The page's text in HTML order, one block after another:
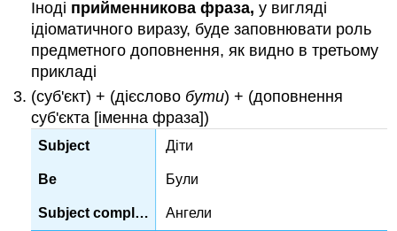
Іноді прийменникова фраза, у вигляді
ідіоматичного виразу, буде заповнювати роль
предметного доповнення, як видно в третьому
прикладі
(суб'єкт) + (дієслово бути) + (доповнення
суб'єкта [іменна фраза])
Діти
Були
Ангели